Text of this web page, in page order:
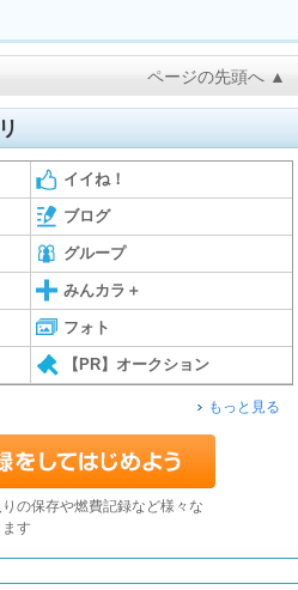
ページの先頭へ ▲
イイね！
ブログ
グループ
みんカラ＋
フォト
【PR】オークション
もっと見る
の保存や燃費記録など様々な
す